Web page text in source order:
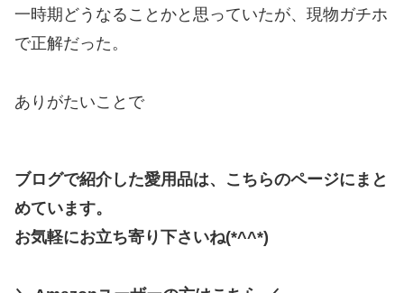
一時期どうなることかと思っていたが、現物ガチホ
で正解だった。
ありがたいことで
ブログで紹介した愛用品は、こちらのページにまと
めています。
お気軽にお立ち寄り下さいね(*^^*)